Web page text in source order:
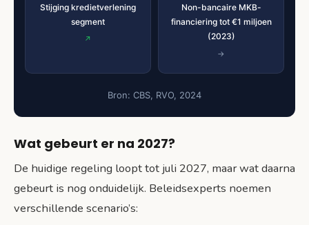
Stijging kredietverlening
segment
Non-bancaire MKB-
financiering tot €1 miljoen
(2023)
Bron: CBS, RVO, 2024
Wat gebeurt er na 2027?
De huidige regeling loopt tot juli 2027, maar wat daarna
gebeurt is nog onduidelijk. Beleidsexperts noemen
verschillende scenario’s: